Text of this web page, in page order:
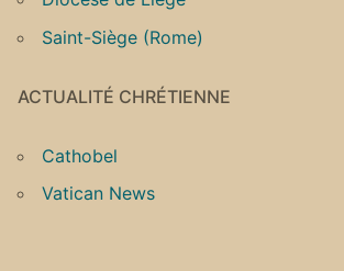
Saint-Siège (Rome)
ACTUALITÉ CHRÉTIENNE
Cathobel
Vatican News